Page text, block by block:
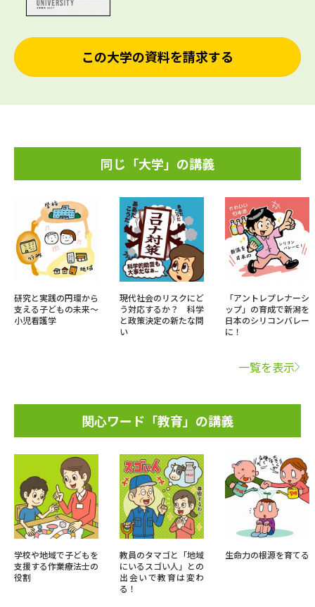
この大学の資料を請求する
同じ「大学」の講義
研究と実践の円環から
支える子どもの未来～
小児看護学
現代社会のリスクにど
う対応するか？ 科学
と政策決定の新たな問
い
「アントレプレナーシ
ップ」の育成で新潟を
日本のシリコンバレー
に！
一覧を表示
関心ワード「教育」の講義
学校や地域で子どもを
支援する作業療法士の
役割
教員のタマゴと「地域
にいるスゴい人」との
出会いで教育は変わ
る！
生命力の根源を育てる